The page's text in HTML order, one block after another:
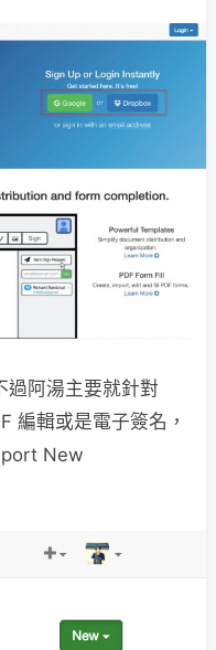
過阿湯主要就針對
編輯或是電子簽名，
New